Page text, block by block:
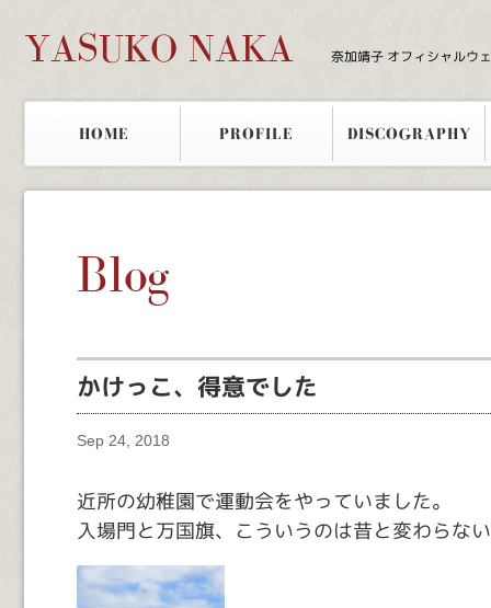
YASUKO NAKA 奈加靖子 オフィシャルウ
HOME PROFILE DISCOGRAPHY
Blog
かけっこ、得意でした
Sep 24, 2018
近所の幼稚園で運動会をやっていました。
入場門と万国旗、こういうのは昔と変わらな